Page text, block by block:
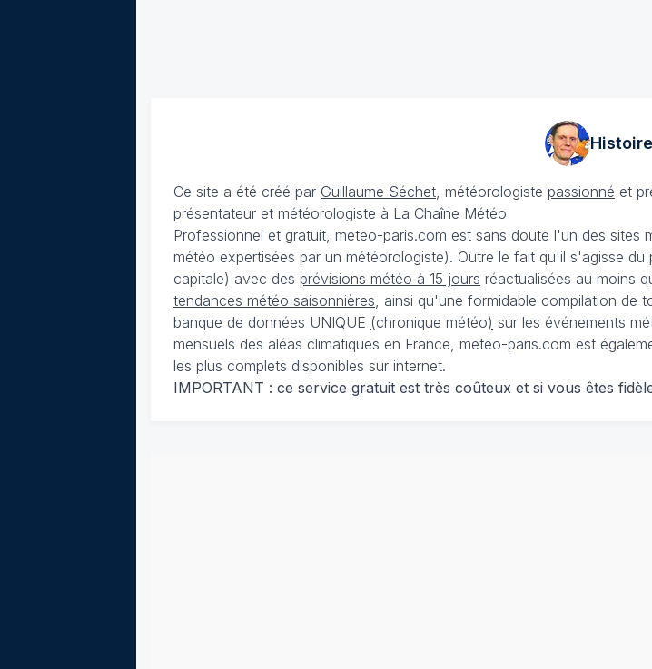
Ce site a été créé par Guillaume Séchet , météorologiste passionné et
présentateur et météorologiste à La Chaîne Météo
Professionnel et gratuit, meteo-paris.com est sans doute l'un des
météo expertisées par un météorologiste). Outre le fait qu'il s'agisse
capitale) avec des prévisions météo à 15 jours réactualisées au moins
tendances météo saisonnières , ainsi qu'une formidable compilation
banque de données UNIQUE (chronique météo) sur les événements
mensuels des aléas climatiques en France, meteo-paris.com est
les plus complets disponibles sur internet.
IMPORTANT : ce service gratuit est très coûteux et si vous êtes